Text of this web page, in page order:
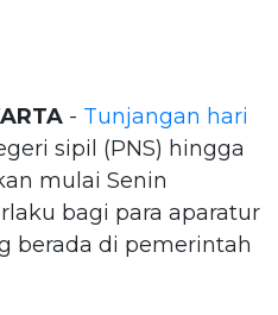
- Tunjangan hari
sipil (PNS) hingga
mulai Senin
bagi para aparatur
berada di pemerintah